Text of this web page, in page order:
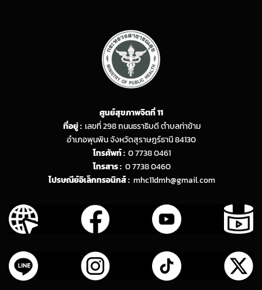
ศูนย์สุขภาพจิตที่ 11
ที่อยู่ : เลขที่ 298 ถนนธราธิบดี ตำบลท่าข้าม
อำเภอพุนพิน จังหวัดสุราษฎร์ธานี 84130
โทรศัพท์ : 0 7738 0461
โทรสาร : 0 7738 0460
ไปรษณีย์อิเล็กทรอนิกส์ : mhc11dmh@gmail.com